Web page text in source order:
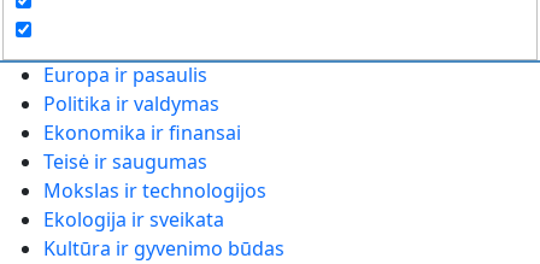
Europa ir pasaulis
Politika ir valdymas
Ekonomika ir finansai
Teisė ir saugumas
Mokslas ir technologijos
Ekologija ir sveikata
Kultūra ir gyvenimo būdas